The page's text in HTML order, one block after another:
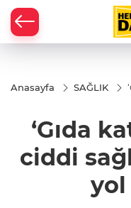
Anasayfa SAĞLIK
‘Gıda
ciddi
yol